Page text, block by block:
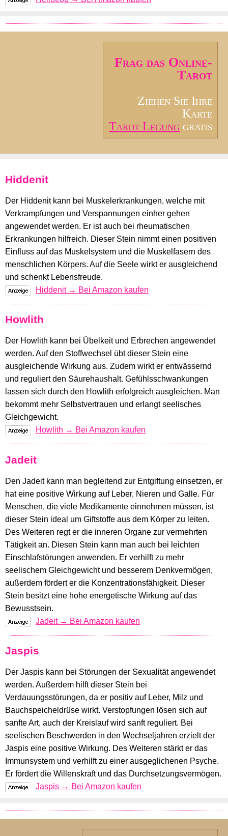
Frag das Online-
Tarot
Ziehen Sie Ihre
Karte
Tarot Legung gratis
Hiddenit
Der Hiddenit kann bei Muskelerkrankungen, welche mit
Verkrampfungen und Verspannungen einher gehen
angewendet werden. Er ist auch bei rheumatischen
Erkrankungen hilfreich. Dieser Stein nimmt einen positiven
Einfluss auf das Muskelsystem und die Muskelfasern des
menschlichen Körpers. Auf die Seele wirkt er ausgleichend
und schenkt Lebensfreude.
Hiddenit → Bei Amazon kaufen
Howlith
Der Howlith kann bei Übelkeit und Erbrechen angewendet
werden. Auf den Stoffwechsel übt dieser Stein eine
ausgleichende Wirkung aus. Zudem wirkt er entwässernd
und reguliert den Säurehaushalt. Gefühlsschwankungen
lassen sich durch den Howlith erfolgreich ausgleichen. Man
bekommt mehr Selbstvertrauen und erlangt seelisches
Gleichgewicht.
Howlith → Bei Amazon kaufen
Jadeit
Den Jadeit kann man begleitend zur Entgiftung einsetzen, er
hat eine positive Wirkung auf Leber, Nieren und Galle. Für
Menschen. die viele Medikamente einnehmen müssen, ist
dieser Stein ideal um Giftstoffe aus dem Körper zu leiten.
Des Weiteren regt er die inneren Organe zur vermehrten
Tätigkeit an. Diesen Stein kann man auch bei leichten
Einschlafstörungen anwenden. Er verhilft zu mehr
seelischem Gleichgewicht und besserem Denkvermögen,
außerdem fördert er die Konzentrationsfähigkeit. Dieser
Stein besitzt eine hohe energetische Wirkung auf das
Bewusstsein.
Jadeit → Bei Amazon kaufen
Jaspis
Der Jaspis kann bei Störungen der Sexualität angewendet
werden. Außerdem hilft dieser Stein bei
Verdauungsstörungen, da er positiv auf Leber, Milz und
Bauchspeicheldrüse wirkt. Verstopfungen lösen sich auf
sanfte Art, auch der Kreislauf wird sanft reguliert. Bei
seelischen Beschwerden in den Wechseljahren erzielt der
Jaspis eine positive Wirkung. Des Weiteren stärkt er das
Immunsystem und verhilft zu einer ausgeglichenen Psyche.
Er fördert die Willenskraft und das Durchsetzungsvermögen.
Jaspis → Bei Amazon kaufen